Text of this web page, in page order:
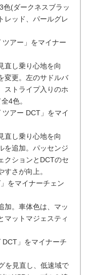
色(ダークネスブラッ
レッド、パールグレ
アー」をマイナー
直し乗り心地を向
変更。左のサドルバ
ストライプ入りのホ
4色。
アー DCT」をマイ
直し乗り心地を向
を追加。パッセンジ
クションとDCTのセ
さが向上。
をマイナーチェン
加。車体色は、マッ
マットマジェスティ
」をマイナーチ
を見直し、低速域で